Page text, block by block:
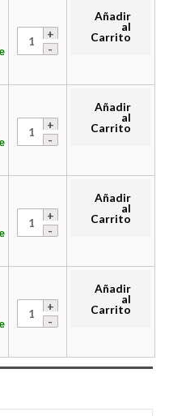
Añadir
al
Carrito
Añadir
al
Carrito
Añadir
al
Carrito
Añadir
al
Carrito